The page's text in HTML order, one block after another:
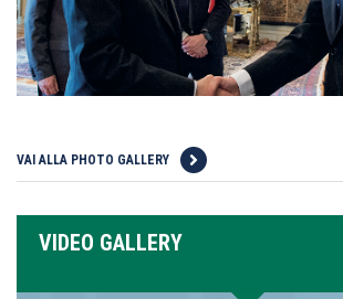
VAI ALLA PHOTO GALLERY
VIDEO GALLERY